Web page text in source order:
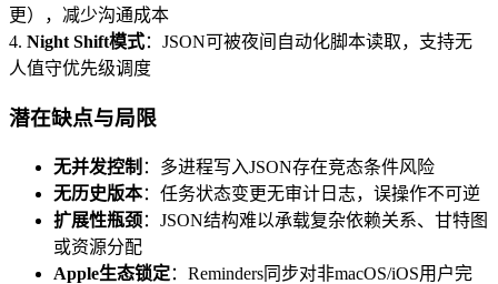
更），减少沟通成本
4. Night Shift模式：JSON可被夜间自动化脚本读取，支持无
人值守优先级调度
潜在缺点与局限
无并发控制 ：多进程写入JSON存在竞态条件风险
无历史版本：任务状态变更无审计日志，误操作不可逆
扩展性瓶颈：JSON结构难以承载复杂依赖关系、甘特图
或资源分配
Apple生态锁定：Reminders同步对非macOS/iOS用户完